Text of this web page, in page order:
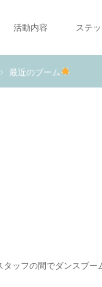
活動内容 ステ
最近のブーム
ッフの間でダンスブー